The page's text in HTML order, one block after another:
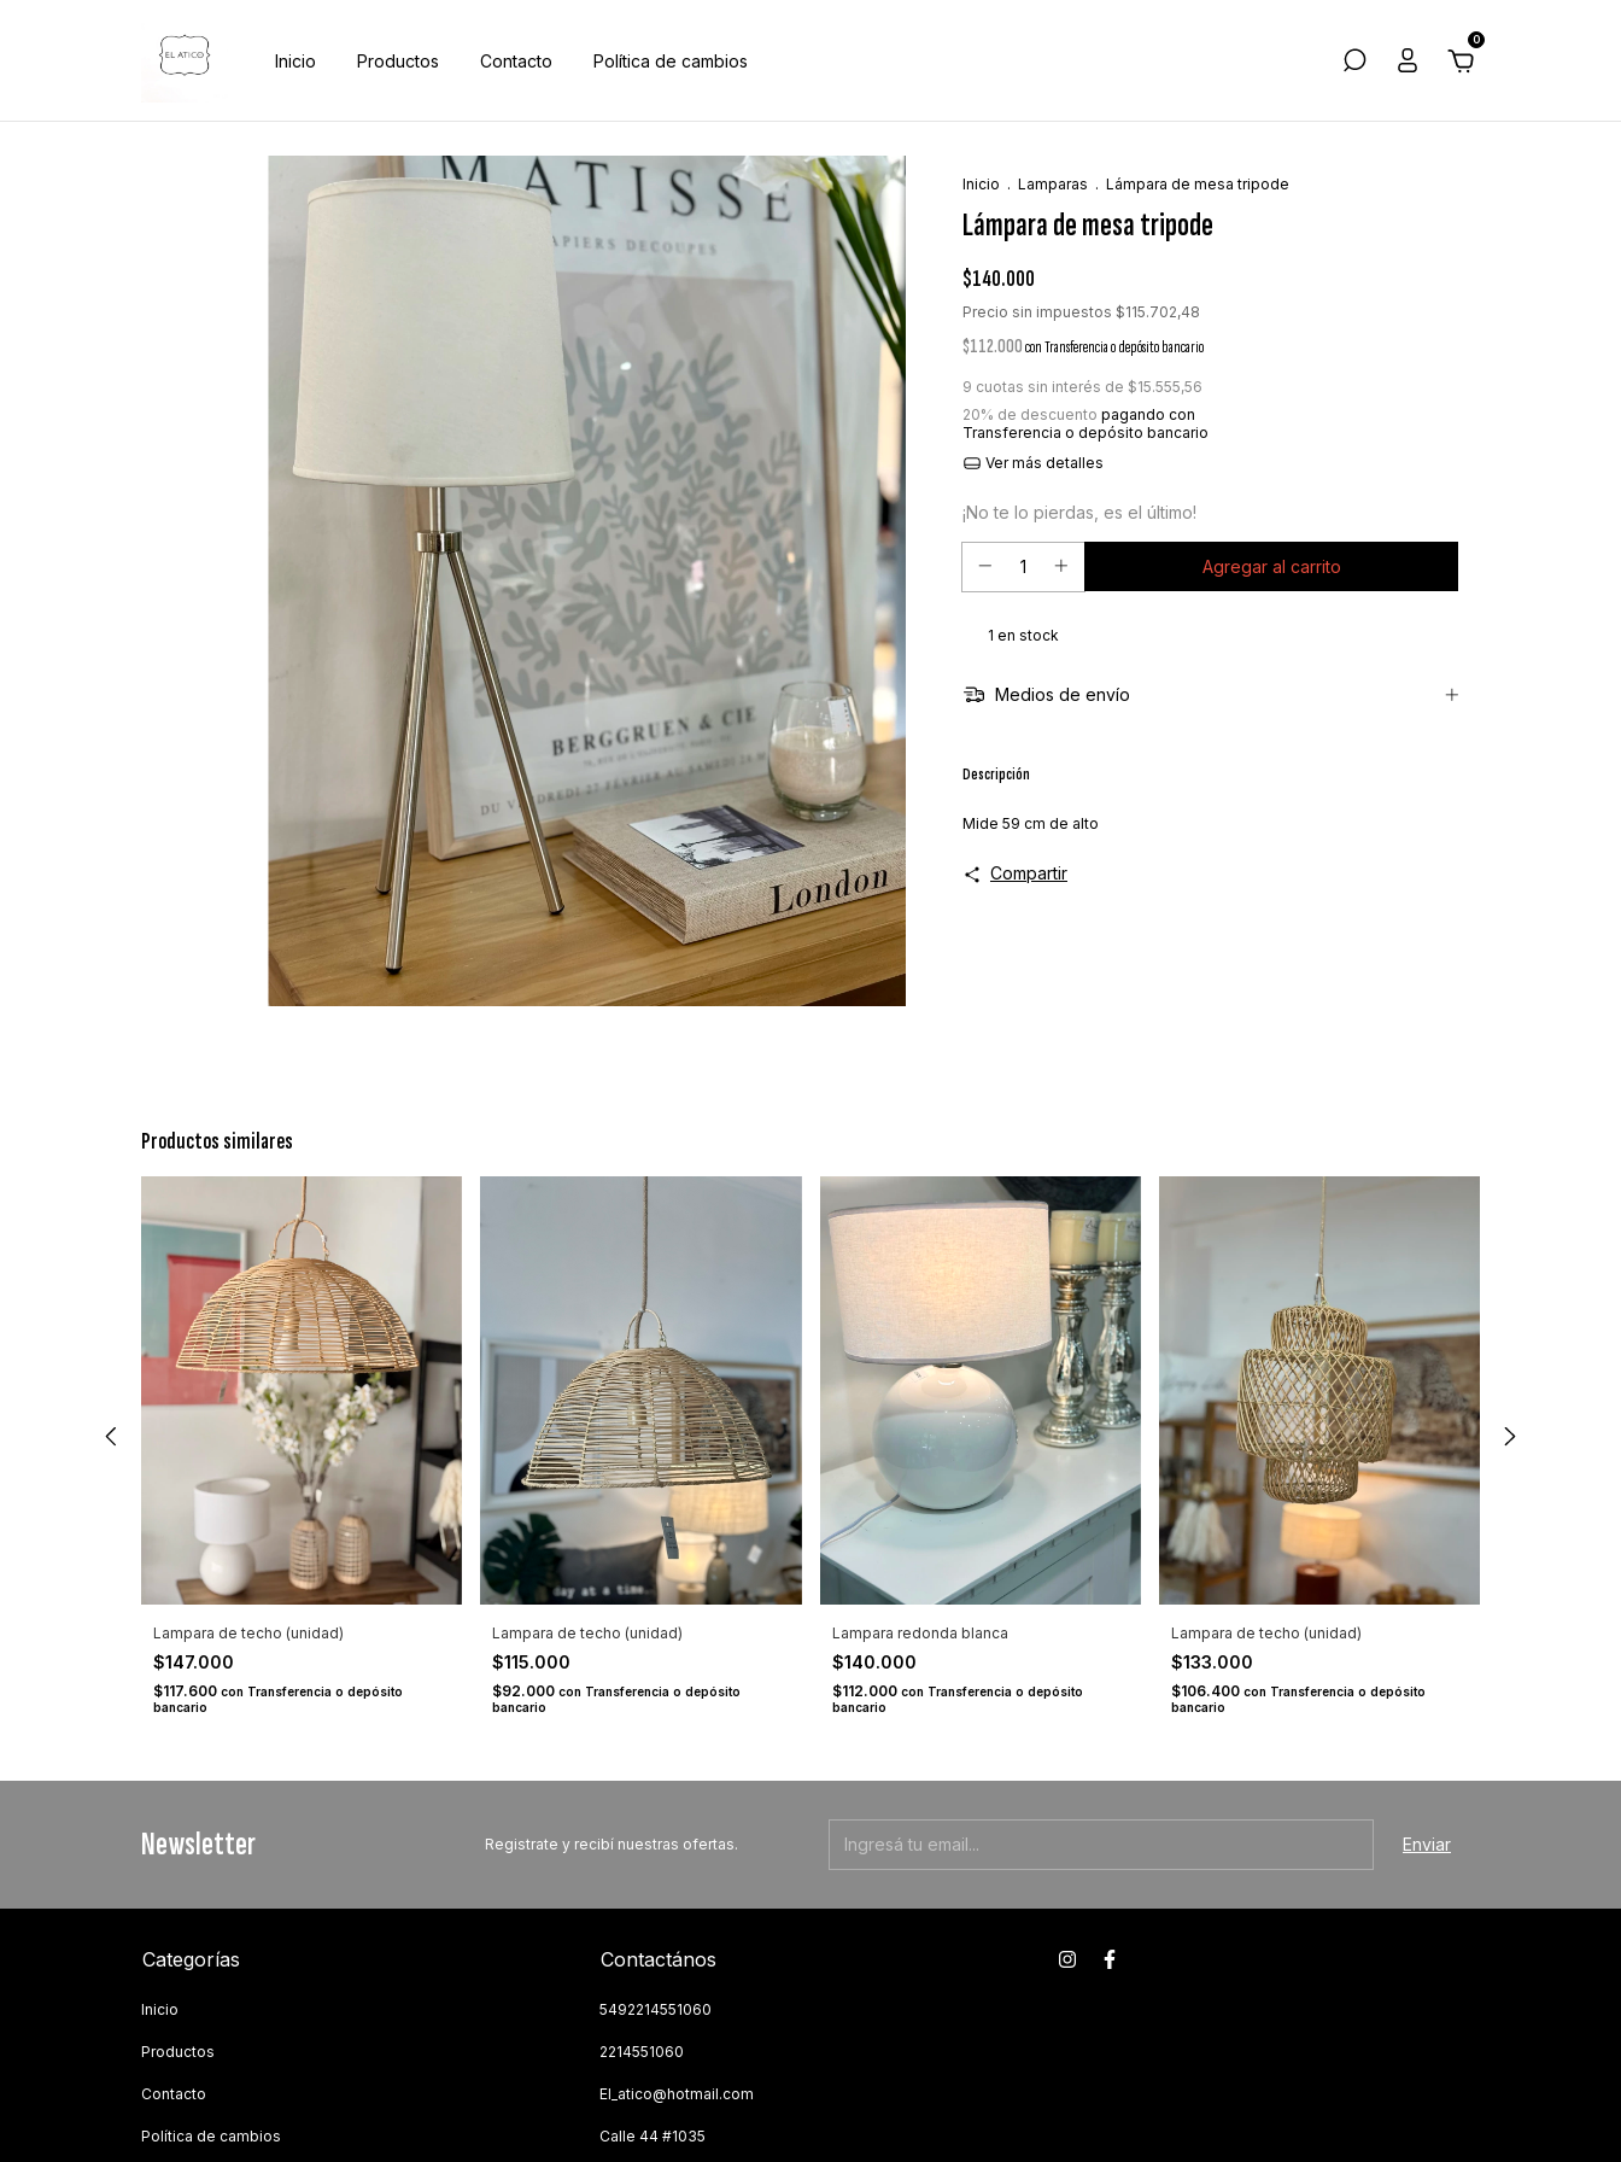
Inicio Productos Contacto Política de cambios
0
Inicio . Lamparas . Lámpara de mesa tripode
Lámpara de mesa tripode
$140.000
Precio sin impuestos $115.702,48
$112.000conTransferencia o depósito bancario
9 cuotas sin interés de $15.555,56
20% de descuento pagando con
Transferencia o depósito bancario
Ver más detalles
¡No te lo pierdas, es el último!
1 en stock
Medios de envío
Descripción
Mide 59 cm de alto
Compartir
Productos similares
Lampara de techo (unidad)
$147.000
$117.600 con Transferencia o depósito
bancario
Lampara de techo (unidad)
$115.000
$92.000con Transferencia o depósito
bancario
Lampara redonda blanca
$140.000
$112.000 con Transferencia o depósito
bancario
Lampara de techo (unidad)
$133.000
$106.400 con Transferencia o depósito
bancario
Newsletter Registrate y recibí nuestras ofertas.
Categorías
Inicio
Productos
Contacto
Política de cambios
Contactános
5492214551060
2214551060
El_atico@hotmail.com
Calle 44 #1035